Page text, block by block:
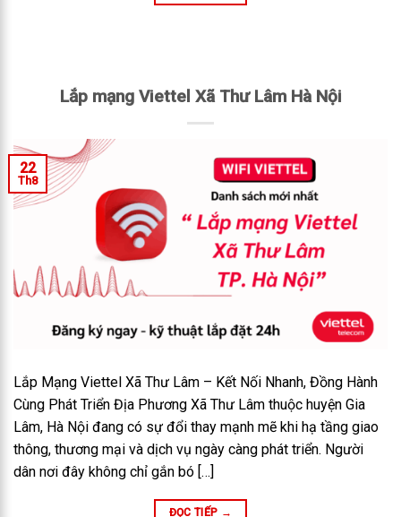
Lắp mạng Viettel Xã Thư Lâm Hà Nội
22
Th8
Lắp Mạng Viettel Xã Thư Lâm – Kết Nối Nhanh, Đồng Hành
Cùng Phát Triển Địa Phương Xã Thư Lâm thuộc huyện Gia
Lâm, Hà Nội đang có sự đổi thay mạnh mẽ khi hạ tầng giao
thông, thương mại và dịch vụ ngày càng phát triển. Người
dân nơi đây không chỉ gắn bó […]
ĐỌC TIẾP →